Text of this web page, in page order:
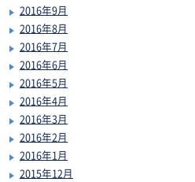
2016年9月
2016年8月
2016年7月
2016年6月
2016年5月
2016年4月
2016年3月
2016年2月
2016年1月
2015年12月